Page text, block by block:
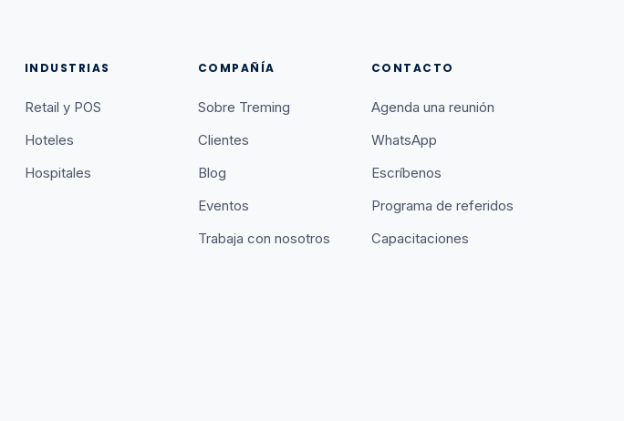
INDUSTRIAS
Retail y POS
Hoteles
Hospitales
COMPAÑÍA
Sobre Treming
Clientes
Blog
Eventos
Trabaja con nosotros
CONTACTO
Agenda una reunión
WhatsApp
Escríbenos
Programa de referidos
Capacitaciones